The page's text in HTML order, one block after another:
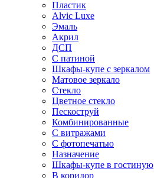
Пластик
Alvic Luxe
Эмаль
Акрил
ДСП
С патиной
Шкафы-купе с зеркалом
Матовое зеркало
Стекло
Цветное стекло
Пескоструй
Комбинированные
С витражами
С фотопечатью
Назначение
Шкафы-купе в гостиную
В коридор